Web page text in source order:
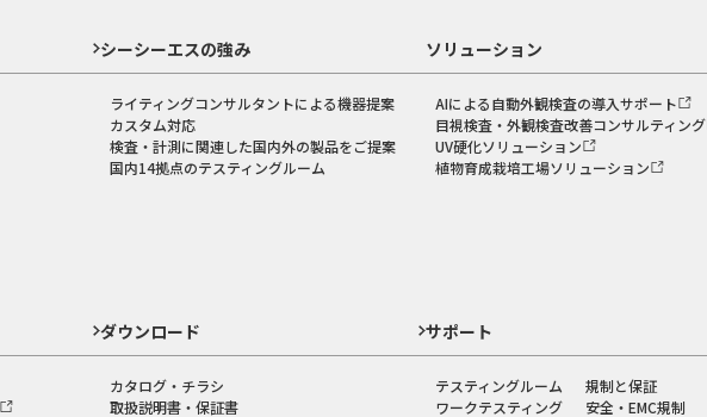
シーシーエスの強み
ライティングコンサルタントによる機器提案
カスタム対応
検査・計測に関連した国内外の製品をご提案
国内14拠点のテスティングルーム
ソリューション
AIによる自動外観検査の導入サポート
目視検査・外観検査改善コンサルティング
UV硬化ソリューション
植物育成栽培工場ソリューション
ダウンロード
カタログ・チラシ
取扱説明書・保証書
サポート
テスティングルーム
ワークテスティング
規制と保証
安全・EMC規制